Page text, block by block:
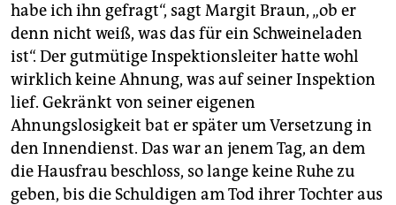
habe ich ihn gefragt“, sagt Margit Braun, „ob er
denn nicht weiß, was das für ein Schweineladen
ist“. Der gutmütige Inspektionsleiter hatte wohl
wirklich keine Ahnung, was auf seiner Inspektion
lief. Gekränkt von seiner eigenen
Ahnungslosigkeit bat er später um Versetzung in
den Innendienst. Das war an jenem Tag, an dem
die Hausfrau beschloss, so lange keine Ruhe zu
geben, bis die Schuldigen am Tod ihrer Tochter aus